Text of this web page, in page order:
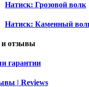
Натиск: Грозовой волк
Натиск: Каменный
и отзывы
гарантии
| Reviews